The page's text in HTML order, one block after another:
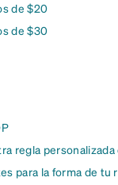
de $20
de $30
regla personalizada
para la forma de tu